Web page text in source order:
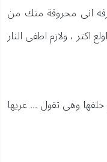
انى محروقة منك من
، ولازم اطفى النار
وهى تقول ... عريها